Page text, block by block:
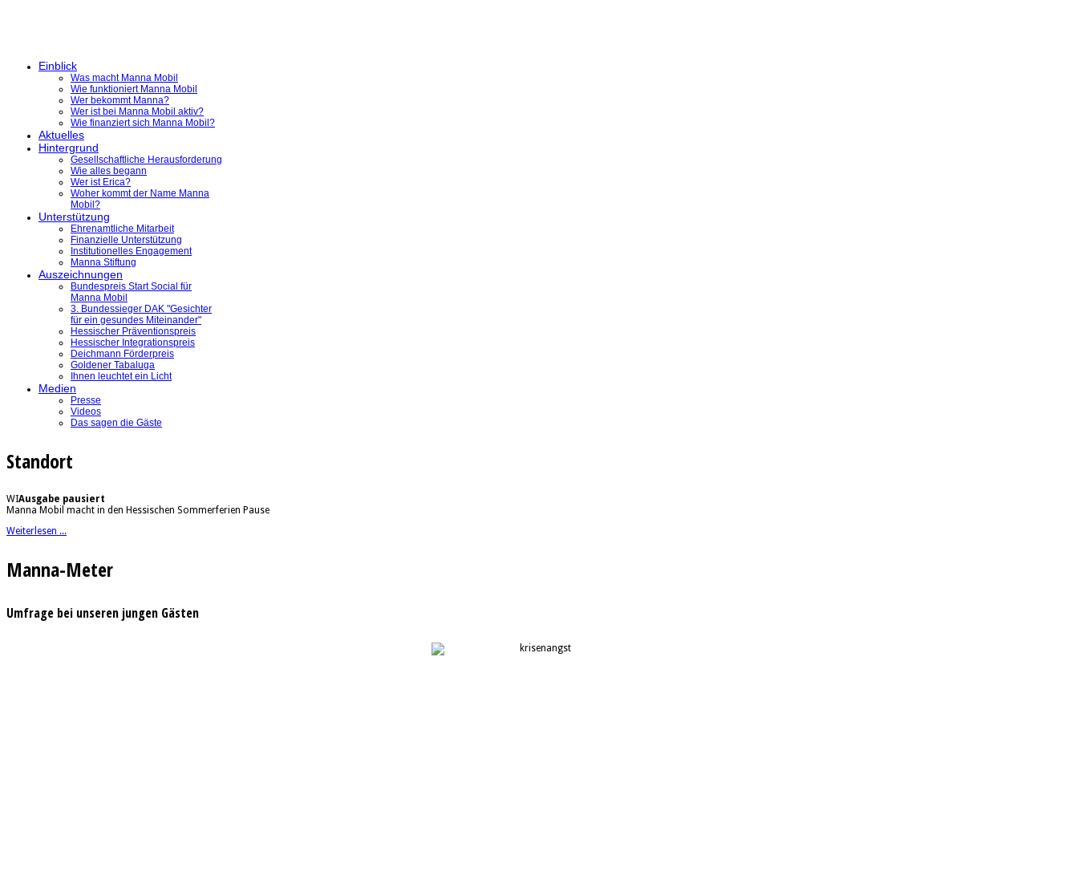
Einblick
Was macht Manna Mobil
Wie funktioniert Manna Mobil
Wer bekommt Manna?
Wer ist bei Manna Mobil aktiv?
Wie finanziert sich Manna Mobil?
Aktuelles
Hintergrund
Gesellschaftliche Herausforderung
Wie alles begann
Wer ist Erica?
Woher kommt der Name Manna
Mobil?
Unterstützung
Ehrenamtliche Mitarbeit
Finanzielle Unterstützung
Institutionelles Engagement
Manna Stiftung
Auszeichnungen
Bundespreis Start Social für
Manna Mobil
3. Bundessieger DAK "Gesichter
für ein gesundes Miteinander"
Hessischer Präventionspreis
Hessischer Integrationspreis
Deichmann Förderpreis
Goldener Tabaluga
Ihnen leuchtet ein Licht
Medien
Presse
Videos
Das sagen die Gäste
Standort
WIAusgabe pausiert
Manna Mobil macht in den Hessischen Sommerferien Pause
Weiterlesen ...
Manna-Meter
Umfrage bei unseren jungen Gästen